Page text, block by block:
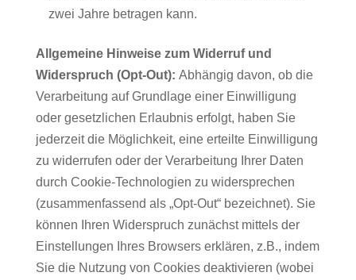
zwei Jahre betragen kann.
Allgemeine Hinweise zum Widerruf und
Widerspruch (Opt-Out): Abhängig davon, ob die
Verarbeitung auf Grundlage einer Einwilligung
oder gesetzlichen Erlaubnis erfolgt, haben Sie
jederzeit die Möglichkeit, eine erteilte Einwilligung
zu widerrufen oder der Verarbeitung Ihrer Daten
durch Cookie-Technologien zu widersprechen
(zusammenfassend als „Opt-Out“ bezeichnet). Sie
können Ihren Widerspruch zunächst mittels der
Einstellungen Ihres Browsers erklären, z.B., indem
Sie die Nutzung von Cookies deaktivieren (wobei